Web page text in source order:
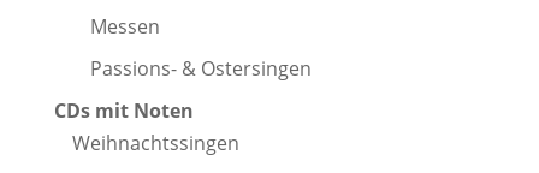
Messen
Passions- & Ostersingen
CDs mit Noten
Weihnachtssingen